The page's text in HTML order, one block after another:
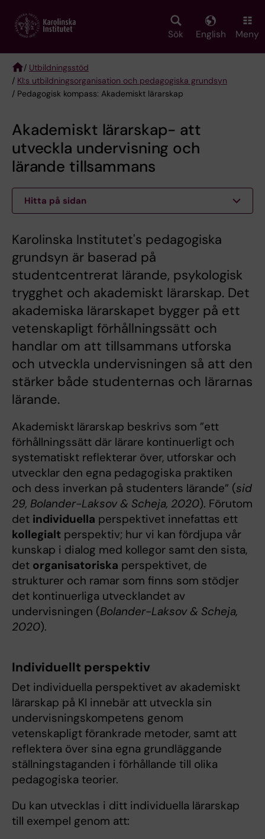
main
Sök English Meny
Breadcrumb
/ Utbildningsstöd
/ KI:s utbildningsorganisation och pedagogiska grundsyn
/ Pedagogisk kompass: Akademiskt lärarskap
Akademiskt lärarskap- att
utveckla undervisning och
lärande tillsammans
Hitta på sidan
Karolinska Institutet's pedagogiska
grundsyn är baserad på
studentcentrerat lärande, psykologisk
trygghet och akademiskt lärarskap. Det
akademiska lärarskapet bygger på ett
vetenskapligt förhållningssätt och
handlar om att tillsammans utforska
och utveckla undervisningen så att den
stärker både studenternas och lärarnas
lärande.
Akademiskt lärarskap beskrivs som ”ett
förhållningssätt där lärare kontinuerligt och
systematiskt reflekterar över, utforskar och
utvecklar den egna pedagogiska praktiken
och dess inverkan på studenters lärande” (sid
29, Bolander-Laksov & Scheja, 2020). Förutom
det individuella perspektivet innefattas ett
kollegialt perspektiv; hur vi kan fördjupa vår
kunskap i dialog med kollegor samt den sista,
det organisatoriska perspektivet, de
strukturer och ramar som finns som stödjer
det kontinuerliga utvecklandet av
undervisningen (Bolander-Laksov & Scheja,
2020).
Individuellt perspektiv
Det individuella perspektivet av akademiskt
lärarskap på KI innebär att utveckla sin
undervisningskompetens genom
vetenskapligt förankrade metoder, samt att
reflektera över sina egna grundläggande
ställningstaganden i förhållande till olika
pedagogiska teorier.
Du kan utvecklas i ditt individuella lärarskap
till exempel genom att: